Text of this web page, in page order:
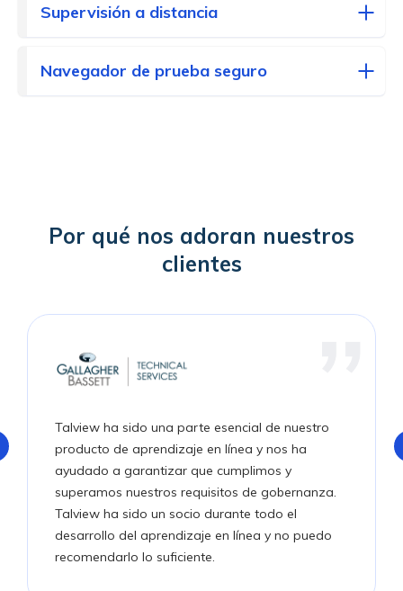
Supervisión a distancia
Navegador de prueba seguro
Por qué nos adoran nuestros
clientes
Talview ha sido una parte esencial de nuestro
producto de aprendizaje en línea y nos ha
ayudado a garantizar que cumplimos y
superamos nuestros requisitos de gobernanza.
Talview ha sido un socio durante todo el
desarrollo del aprendizaje en línea y no puedo
recomendarlo lo suficiente.